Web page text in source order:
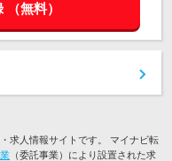
（無料）
求人情報サイトです。 マイナビ転
（委託事業）により設置された求